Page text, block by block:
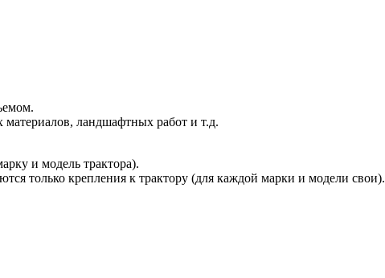
ландшафтных работ и т.д.
и модель трактора).
только крепления к трактору (для каждой марки и модели свои).